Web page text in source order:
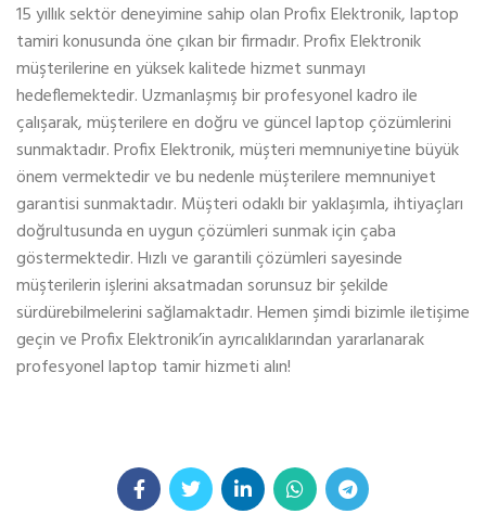
15 yıllık sektör deneyimine sahip olan Profix Elektronik, laptop
tamiri konusunda öne çıkan bir firmadır. Profix Elektronik
müşterilerine en yüksek kalitede hizmet sunmayı
hedeflemektedir. Uzmanlaşmış bir profesyonel kadro ile
çalışarak, müşterilere en doğru ve güncel laptop çözümlerini
sunmaktadır. Profix Elektronik, müşteri memnuniyetine büyük
önem vermektedir ve bu nedenle müşterilere memnuniyet
garantisi sunmaktadır. Müşteri odaklı bir yaklaşımla, ihtiyaçları
doğrultusunda en uygun çözümleri sunmak için çaba
göstermektedir. Hızlı ve garantili çözümleri sayesinde
müşterilerin işlerini aksatmadan sorunsuz bir şekilde
sürdürebilmelerini sağlamaktadır. Hemen şimdi bizimle iletişime
geçin ve Profix Elektronik’in ayrıcalıklarından yararlanarak
profesyonel laptop tamir hizmeti alın!